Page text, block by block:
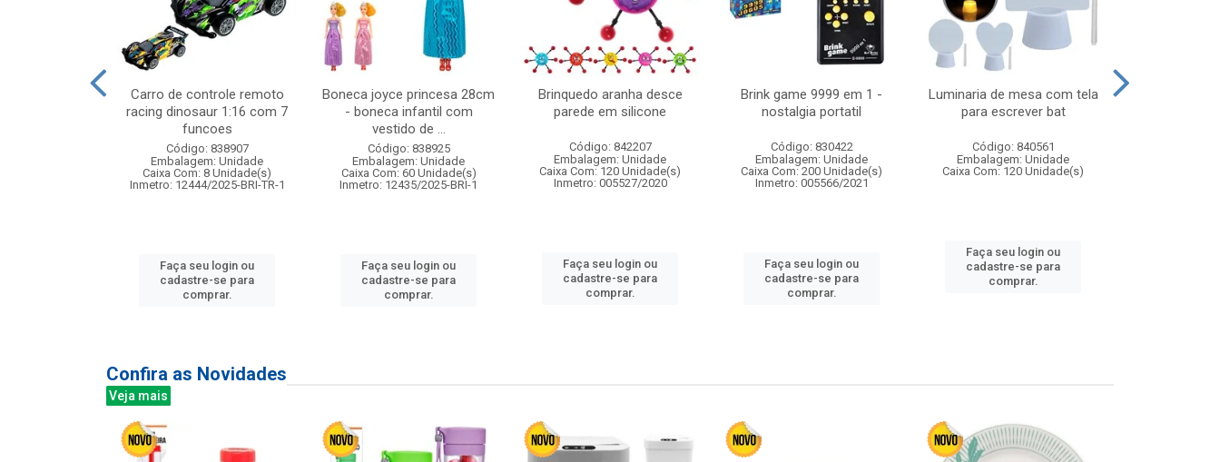
Carro de controle remoto
racing dinosaur 1:16 com 7
funcoes
Código: 838907
Embalagem: Unidade
Caixa Com: 8 Unidade(s)
Inmetro: 12444/2025-BRI-TR-1
Faça seu login ou
cadastre-se para
comprar.
Boneca joyce princesa 28cm
- boneca infantil com
vestido de ...
Código: 838925
Embalagem: Unidade
Caixa Com: 60 Unidade(s)
Inmetro: 12435/2025-BRI-1
Faça seu login ou
cadastre-se para
comprar.
Brinquedo aranha desce
parede em silicone
Código: 842207
Embalagem: Unidade
Caixa Com: 120 Unidade(s)
Inmetro: 005527/2020
Faça seu login ou
cadastre-se para
comprar.
Brink game 9999 em 1 -
nostalgia portatil
Código: 830422
Embalagem: Unidade
Caixa Com: 200 Unidade(s)
Inmetro: 005566/2021
Faça seu login ou
cadastre-se para
comprar.
Luminaria de mesa com tela
para escrever bat
Código: 840561
Embalagem: Unidade
Caixa Com: 120 Unidade(s)
Faça seu login ou
cadastre-se para
comprar.
Confira as Novidades
Veja mais